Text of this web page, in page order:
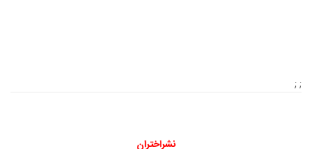
; ;
نشراختران